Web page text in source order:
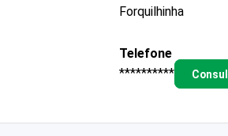
Forquilhinha
Telefone
**********